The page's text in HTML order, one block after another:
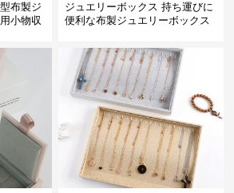
布製ジ
小物収
ジュエリーボックス 持ち運びに
便利な布製ジュエリーボックス